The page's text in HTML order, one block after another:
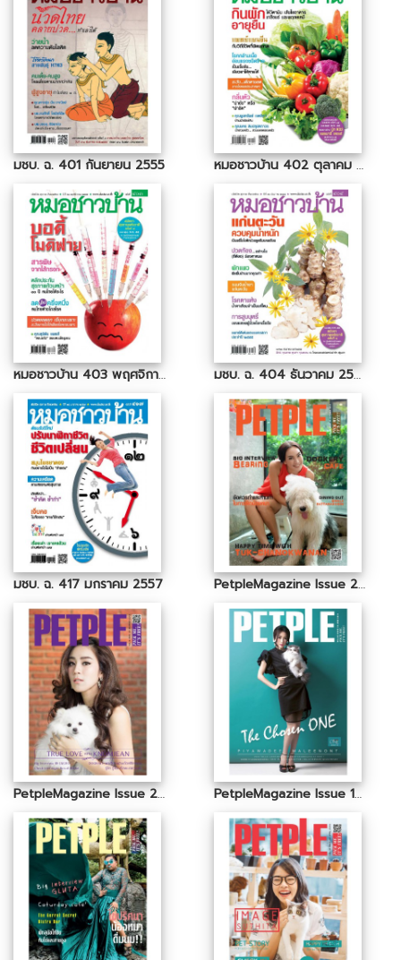
มชบ. ฉ. 401 กันยายน 2555 หมอชาวบ้าน 402 ตุลาคม 2555
หมอชาวบ้าน 403 พฤศจิกายน 2555 มชบ. ฉ. 404 ธันวาคม 2555
มชบ. ฉ. 417 มกราคม 2557 PetpleMagazine Issue 20 October 2014
PetpleMagazine Issue 22 December 2014 PetpleMagazine Issue 17 June 2014